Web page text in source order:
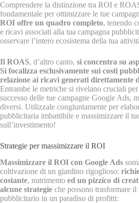
Comprendere la distinzione tra ROI e
fondamentale per ottimizzare le tue
ROI offre un quadro completo, tenendo
e ricavi associati alla tua campagna
osservare l’intero ecosistema della tua
Il ROAS, d’altro canto, si concentra su
Si focalizza esclusivamente sui costi
relazione ai ricavi generati direttamente
Entrambe le metriche si rivelano cruciali
successo delle tue campagne Google Ads,
diversi. Utilizzale congiuntamente per
pubblicitaria imbattibile e massimizzare il
sull’investimento!
Strategie per massimizzare il ROI
Massimizzare il ROI con Google Ads
coltivazione di un giardino rigoglioso:
costante, nutrimento ed un pizzico di
alcune strategie che possono trasformare
pubblicitario in un paradiso di profitti: